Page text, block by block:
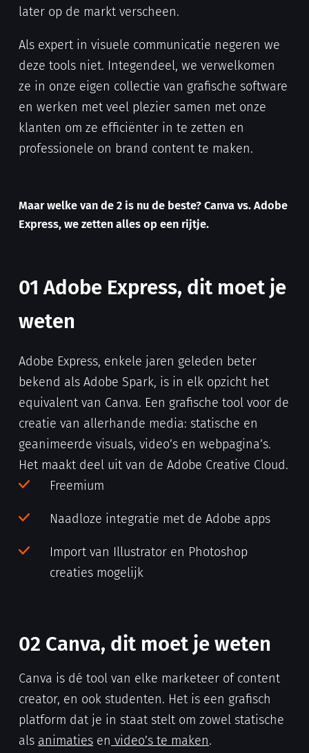
later op de markt verscheen.
Als expert in visuele communicatie negeren we
deze tools niet. Integendeel, we verwelkomen
ze in onze eigen collectie van grafische software
en werken met veel plezier samen met onze
klanten om ze efficiënter in te zetten en
professionele on brand content te maken.
Maar welke van de 2 is nu de beste? Canva vs. Adobe
Express, we zetten alles op een rijtje.
01 Adobe Express, dit moet je
weten
Adobe Express, enkele jaren geleden beter
bekend als Adobe Spark, is in elk opzicht het
equivalent van Canva. Een grafische tool voor de
creatie van allerhande media: statische en
geanimeerde visuals, video’s en webpagina’s.
Het maakt deel uit van de Adobe Creative Cloud.
Freemium
Naadloze integratie met de Adobe apps
Import van Illustrator en Photoshop
creaties mogelijk
02 Canva, dit moet je weten
Canva is dé tool van elke marketeer of content
creator, en ook studenten. Het is een grafisch
platform dat je in staat stelt om zowel statische
als animaties en video’s te maken.